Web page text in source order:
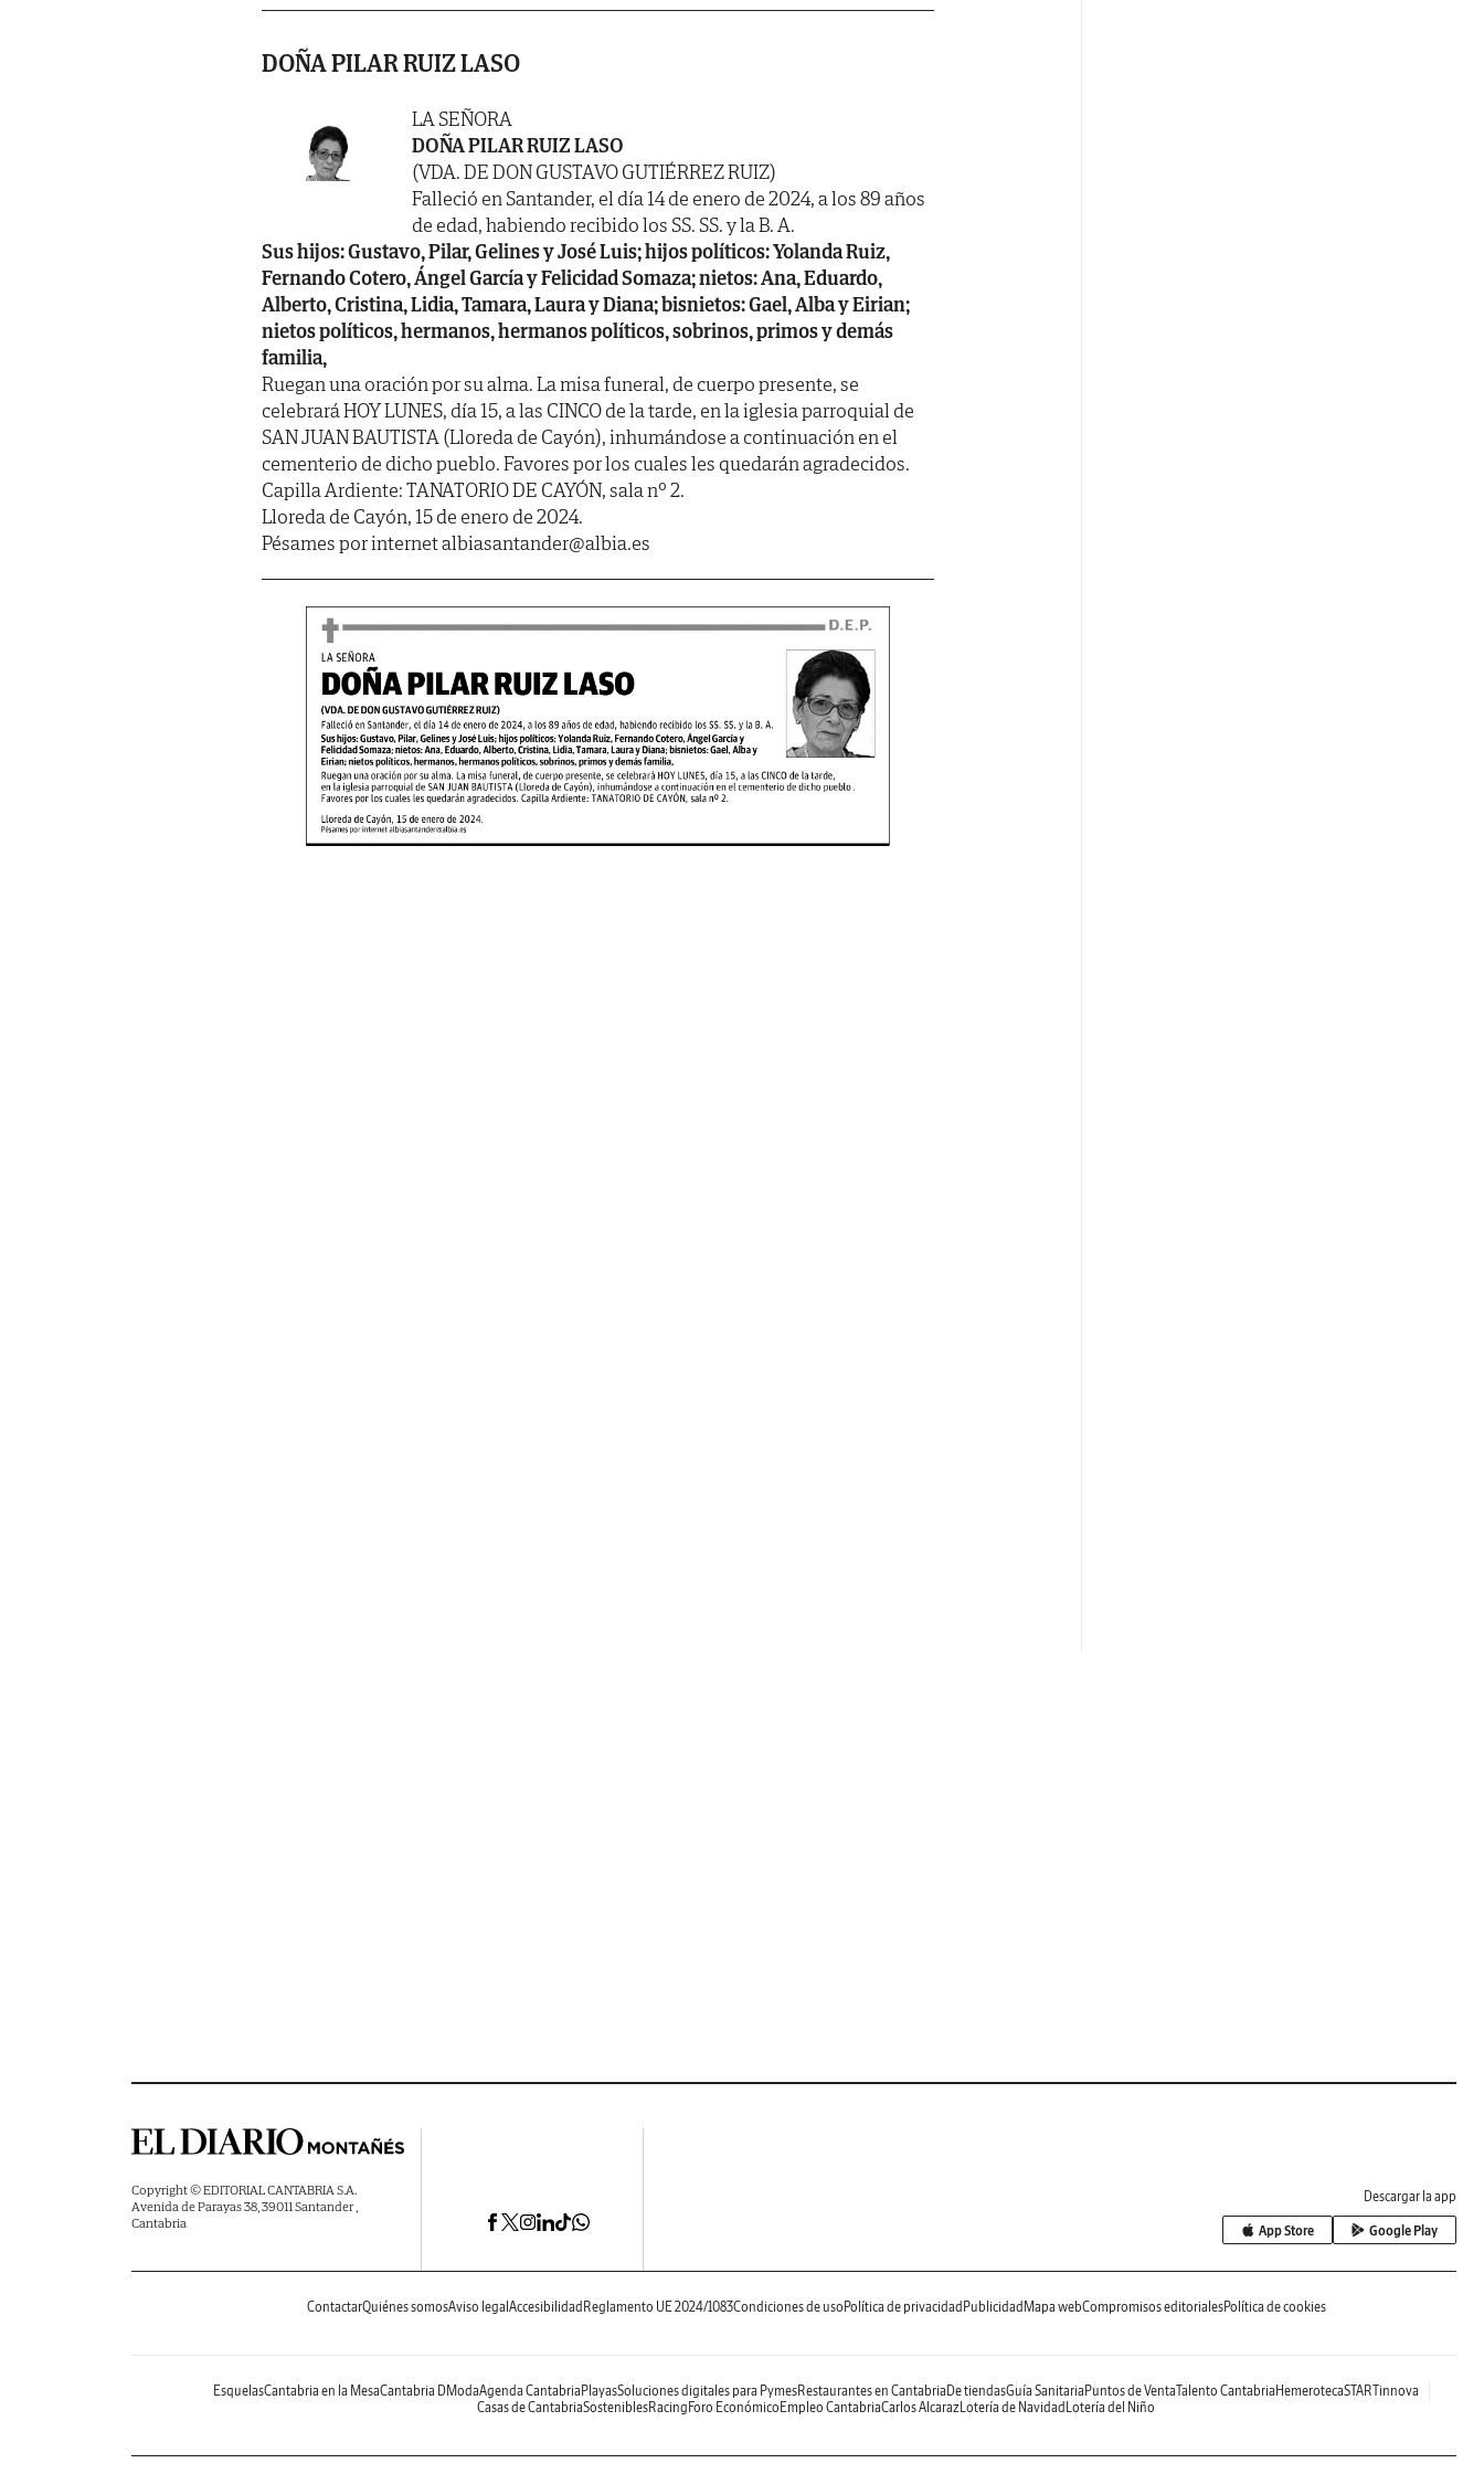
DOÑA PILAR RUIZ LASO
LA SEÑORA
DOÑA PILAR RUIZ LASO
(VDA. DE DON GUSTAVO GUTIÉRREZ RUIZ)
Falleció en Santander, el día 14 de enero de 2024, a los 89 años
de edad, habiendo recibido los SS. SS. y la B. A.
Sus hijos: Gustavo, Pilar, Gelines y José Luis; hijos políticos: Yolanda Ruiz,
Fernando Cotero, Ángel García y Felicidad Somaza; nietos: Ana, Eduardo,
Alberto, Cristina, Lidia, Tamara, Laura y Diana; bisnietos: Gael, Alba y Eirian;
nietos políticos, hermanos, hermanos políticos, sobrinos, primos y demás
familia,
Ruegan una oración por su alma. La misa funeral, de cuerpo presente, se
celebrará HOY LUNES, día 15, a las CINCO de la tarde, en la iglesia parroquial de
SAN JUAN BAUTISTA (Lloreda de Cayón), inhumándose a continuación en el
cementerio de dicho pueblo. Favores por los cuales les quedarán agradecidos.
Capilla Ardiente: TANATORIO DE CAYÓN, sala nº 2.
Lloreda de Cayón, 15 de enero de 2024.
Pésames por internet albiasantander@albia.es
Copyright © EDITORIAL CANTABRIA S.A.
Avenida de Parayas 38, 39011 Santander ,
Cantabria
Descargar la app
App Store Google Play
ContactarQuiénes somosAviso legal Accesibilidad Reglamento UE 2024/1083Condiciones de uso Política de privacidad Publicidad Mapa webCompromisos editorialesPolítica de cookies
EsquelasCantabria en la MesaCantabria DModaAgenda Cantabria PlayasSoluciones digitales para PymesRestaurantes en Cantabria De tiendasGuía Sanitaria Puntos de VentaTalento Cantabria HemerotecaSTARTinnova
Casas de CantabriaSosteniblesRacing Foro Económico Empleo CantabriaCarlos AlcarazLotería de Navidad Lotería del Niño